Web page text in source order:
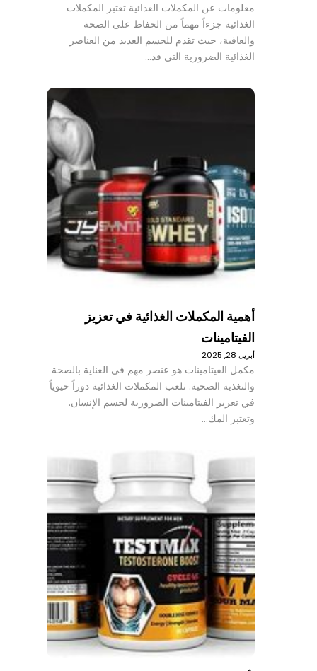
معلومات عن المكملات الغذائية تعتبر المكملات
الغذائية جزءاً مهماً من الحفاظ على الصحة
والعافية، حيث تقدم للجسم العديد من العناصر
الغذائية الضرورية التي قد…
أهمية المكملات الغذائية في تعزيز
الفيتامينات
أبريل 28, 2025
مكمل الفيتامينات هو عنصر مهم في العناية بالصحة
والتغذية الصحية. تلعب المكملات الغذائية دوراً حيوياً
في تعزيز الفيتامينات الضرورية لجسم الإنسان.
وتعتبر المك…